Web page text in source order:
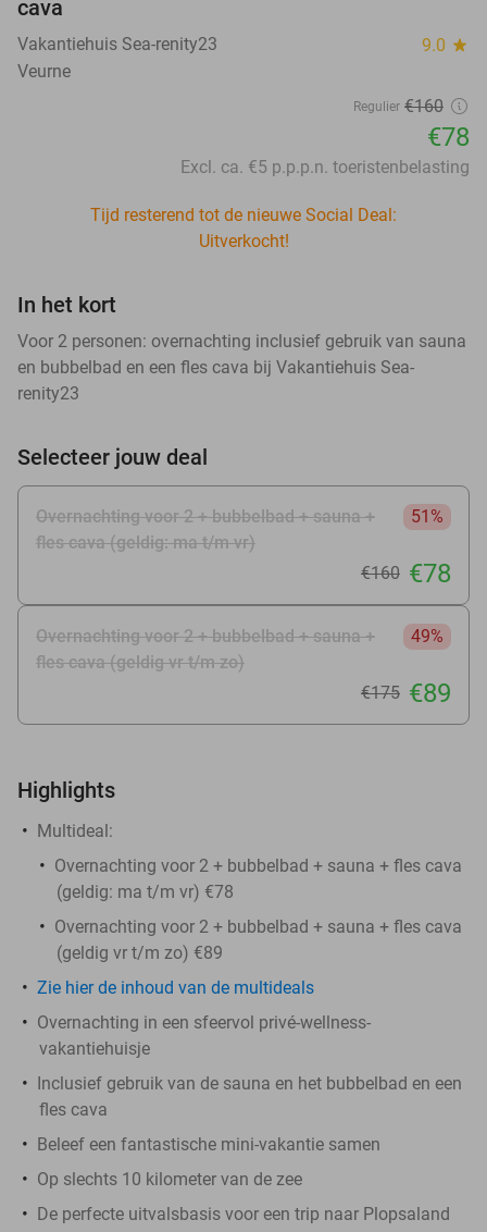
cava
Vakantiehuis Sea-renity23 9.0 star
Veurne
Regulier €160
€78
Excl. ca. €5 p.p.p.n. toeristenbelasting
Tijd resterend tot de nieuwe Social Deal:
Uitverkocht!
In het kort
Voor 2 personen: overnachting inclusief gebruik van sauna
en bubbelbad en een fles cava bij Vakantiehuis Sea-
renity23
Selecteer jouw deal
Overnachting voor 2 + bubbelbad + sauna +
fles cava (geldig: ma t/m vr)
51%
€160 €78
Overnachting voor 2 + bubbelbad + sauna +
fles cava (geldig vr t/m zo)
49%
€175 €89
Highlights
Multideal:
Overnachting voor 2 + bubbelbad + sauna + fles cava
(geldig: ma t/m vr) €78
Overnachting voor 2 + bubbelbad + sauna + fles cava
(geldig vr t/m zo) €89
Zie hier de inhoud van de multideals
Overnachting in een sfeervol privé-wellness-
vakantiehuisje
Inclusief gebruik van de sauna en het bubbelbad en een
fles cava
Beleef een fantastische mini-vakantie samen
Op slechts 10 kilometer van de zee
De perfecte uitvalsbasis voor een trip naar Plopsaland